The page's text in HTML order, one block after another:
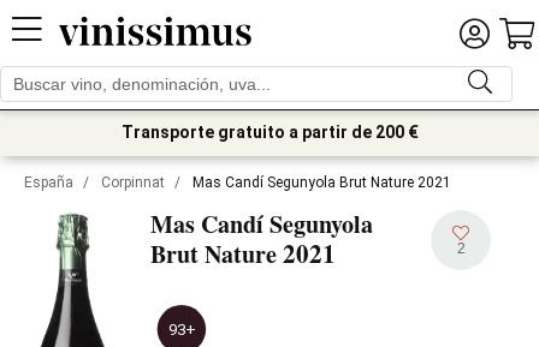
Transporte gratuito a partir de 200 €
España / Corpinnat / Mas Candí Segunyola Brut Nature 2021
Mas Candí Segunyola
Brut Nature2021 2
93+